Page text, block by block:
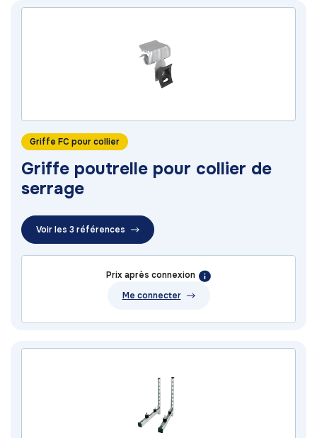
Griffe FC pour collier
Griffe poutrelle pour collier de
serrage
Voir les 3 références
Prix après connexion
Me connecter